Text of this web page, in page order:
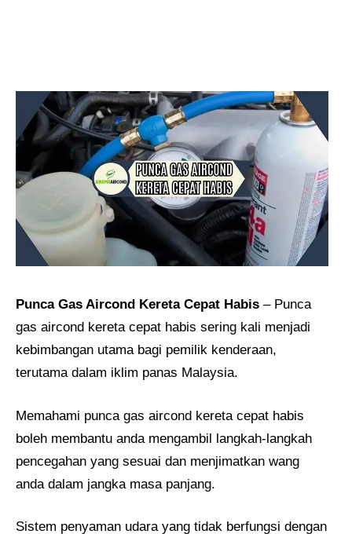
Punca Gas Aircond Kereta Cepat Habis – Punca
gas aircond kereta cepat habis sering kali menjadi
kebimbangan utama bagi pemilik kenderaan,
terutama dalam iklim panas Malaysia.
Memahami punca gas aircond kereta cepat habis
boleh membantu anda mengambil langkah-langkah
pencegahan yang sesuai dan menjimatkan wang
anda dalam jangka masa panjang.
Sistem penyaman udara yang tidak berfungsi dengan